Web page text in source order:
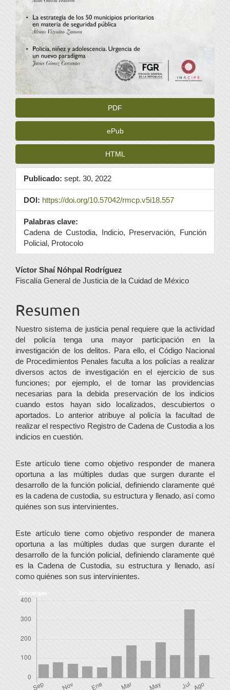
PDF
ePub
HTML
Publicado: sept. 30, 2022
DOI: https://doi.org/10.57042/rmcp.v5i18.557
Palabras clave:
Cadena de Custodia, Indicio, Preservación, Función
Policial, Protocolo
Contenido
principal
del
artículo
Víctor Shaí Nóhpal Rodríguez
Fiscalía General de Justicia de la Cuidad de México
Resumen
Nuestro sistema de justicia penal requiere que la actividad
del policía tenga una mayor participación en la
investigación de los delitos. Para ello, el Código Nacional
de Procedimientos Penales faculta a los policías a realizar
diversos actos de investigación en el ejercicio de sus
funciones; por ejemplo, el de tomar las providencias
necesarias para la debida preservación de los indicios
cuando estos hayan sido localizados, descubiertos o
aportados. Lo anterior atribuye al policía la facultad de
realizar el respectivo Registro de Cadena de Custodia a los
indicios en cuestión.
Este artículo tiene como objetivo responder de manera
oportuna a las múltiples dudas que surgen durante el
desarrollo de la función policial, definiendo claramente qué
es la cadena de custodia, su estructura y llenado, así como
quiénes son sus intervinientes.
Este artículo tiene como objetivo responder de manera
oportuna a las múltiples dudas que surgen durante el
desarrollo de la función policial, definiendo claramente qué
es la Cadena de Custodia, su estructura y llenado, así
como quiénes son sus intervinientes.
Descargas